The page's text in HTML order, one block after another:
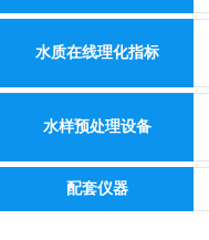
水质在线理化指标
水样预处理设备
配套仪器